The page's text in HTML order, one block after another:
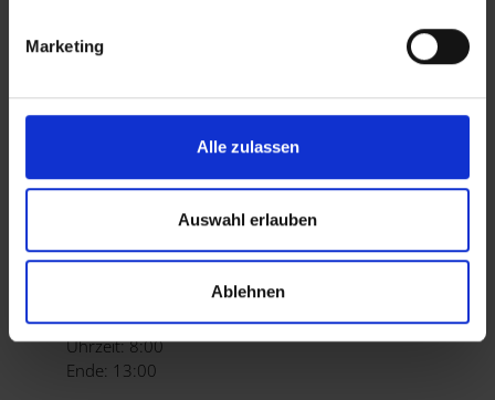
Marketing
Alle zulassen
Auswahl erlauben
Ablehnen
Mittwoch, 16.06.2027
Ende: 13:00
Mittwoch, 23.06.2027
Ende: 13:00
Mittwoch, 30.06.2027
Uhrzeit: 8:00
Mittwoch, 14.07.2027
Uhrzeit: 8:00
Ende: 13:00